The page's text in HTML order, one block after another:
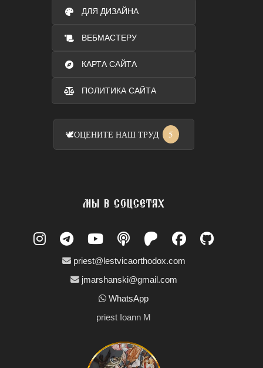
ДЛЯ ДИЗАЙНА
ВЕБМАСТЕРУ
КАРТА САЙТА
ПОЛИТИКА САЙТА
🕊️ОЦЕНИТЕ НАШ ТРУД 5
МЫ В СОЦСЕТЯХ
priest@lestvicaorthodox.com
jmarshanski@gmail.com
WhatsApp
priest Ioann M